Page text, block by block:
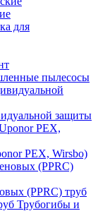
для
пылесосы
защиты
PEX, Wirsbo)
(PPRC) труб
Трубогибы и